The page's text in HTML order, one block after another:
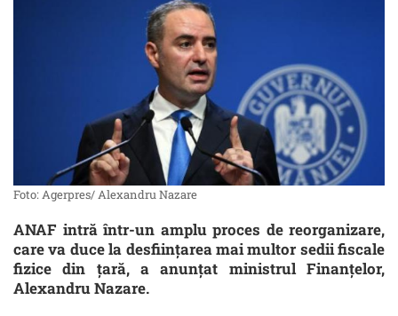
Foto: Agerpres/ Alexandru Nazare
ANAF intră într-un amplu proces de reorganizare,
care va duce la desființarea mai multor sedii fiscale
fizice din țară, a anunțat ministrul Finanțelor,
Alexandru Nazare.